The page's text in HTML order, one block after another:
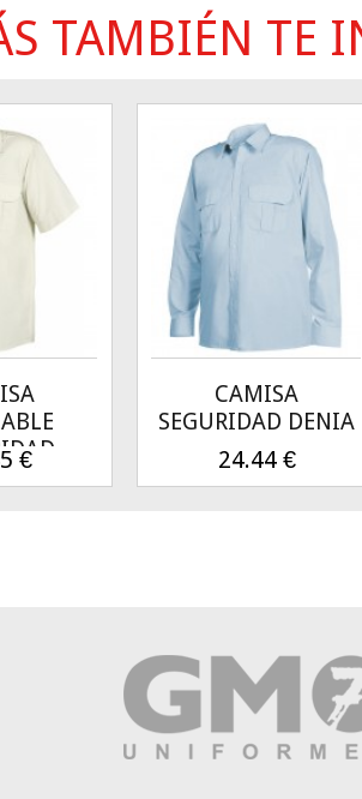
TAMBIÉN TE
€
CAMISA
SEGURIDAD DENIA
24.44 €